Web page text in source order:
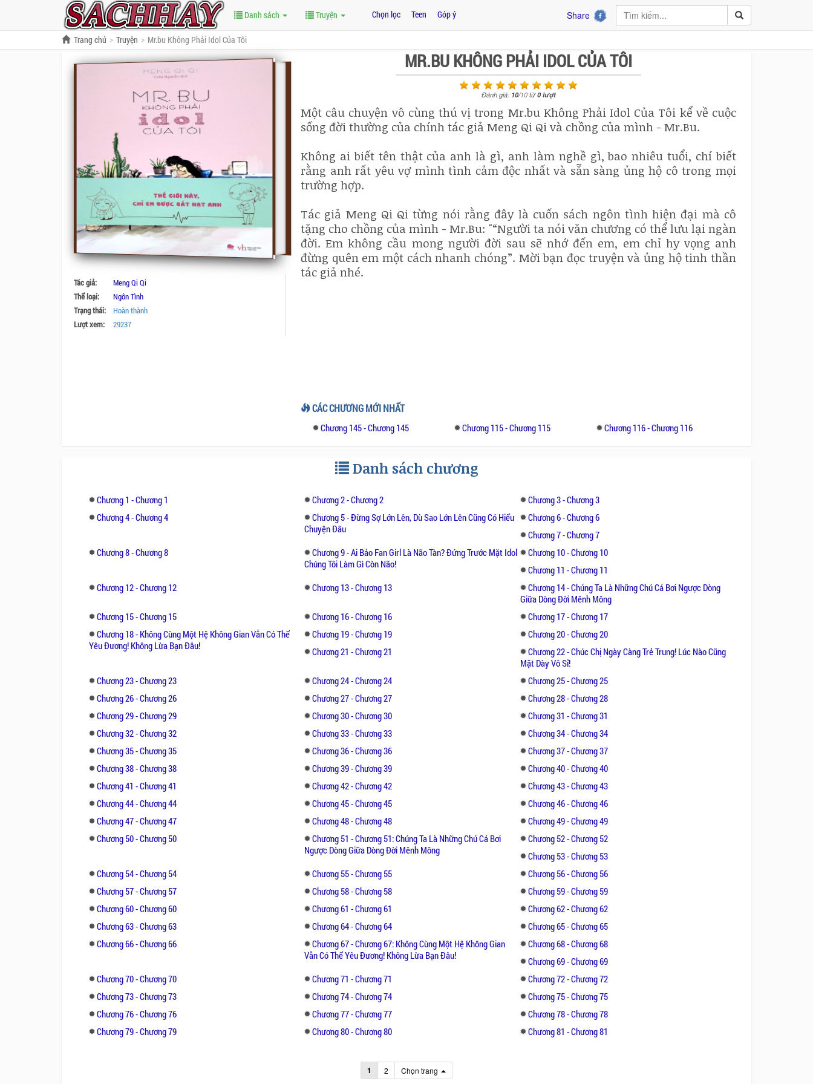
Danh sách Truyện Chọn lọc Teen Góp ý Share
Trang chủ Truyện Mr.bu Không Phải Idol Của Tôi
Tác giả:
Meng Qi Qi
Thể loại:
Ngôn Tình
Trạng thái:
Hoàn thành
Lượt xem:
29237
MR.BU KHÔNG PHẢI IDOL CỦA TÔI
Đánh giá: 10/10từ0lượt
Một câu chuyện vô cùng thú vị trong Mr.bu Không Phải Idol Của Tôi kể về cuộc
sống đời thường của chính tác giả Meng Qi Qi và chồng của mình - Mr.Bu.
Không ai biết tên thật của anh là gì, anh làm nghề gì, bao nhiêu tuổi, chí biết
rằng anh rất yêu vợ mình tình cảm độc nhất và sẵn sàng ủng hộ cô trong mọi
trường hợp.
Tác giả Meng Qi Qi từng nói rằng đây là cuốn sách ngôn tình hiện đại mà cô
tặng cho chồng của mình - Mr.Bu: "“Người ta nói văn chương có thể lưu lại ngàn
đời. Em không cầu mong người đời sau sẽ nhớ đến em, em chỉ hy vọng anh
đừng quên em một cách nhanh chóng”. Mời bạn đọc truyện và ủng hộ tinh thần
tác giả nhé.
CÁC CHƯƠNG MỚI NHẤT
Chương 145 - Chương 145 Chương 115 - Chương 115 Chương 116 - Chương 116
Danh sách chương
Chương 1 - Chương 1 Chương 2 - Chương 2
Chương 3 - Chương 3
Chương 4 - Chương 4
Chương 5 - Đừng Sợ Lớn Lên, Dù Sao Lớn Lên Cũng Có Hiểu
Chuyện Đâu
Chương 6 - Chương 6
Chương 7 - Chương 7
Chương 8 - Chương 8
Chương 9 - Ai Bảo Fan Girl Là Não Tàn? Đứng Trước Mặt Idol
Chúng Tôi Làm Gì Còn Não!
Chương 10 - Chương 10
Chương 11 - Chương 11
Chương 12 - Chương 12
Chương 13 - Chương 13
Chương 14 - Chúng Ta Là Những Chú Cá Bơi Ngược Dòng
Giữa Dòng Đời Mênh Mông
Chương 15 - Chương 15
Chương 16 - Chương 16
Chương 17 - Chương 17
Chương 18 - Không Cùng Một Hệ Không Gian Vẫn Có Thể
Yêu Đương! Không Lừa Bạn Đâu!
Chương 19 - Chương 19
Chương 20 - Chương 20
Chương 21 - Chương 21
Chương 22 - Chúc Chị Ngày Càng Trẻ Trung! Lúc Nào Cũng
Mặt Dày Vô Sỉ!
Chương 23 - Chương 23
Chương 24 - Chương 24
Chương 25 - Chương 25
Chương 26 - Chương 26
Chương 27 - Chương 27
Chương 28 - Chương 28
Chương 29 - Chương 29
Chương 30 - Chương 30
Chương 31 - Chương 31
Chương 32 - Chương 32
Chương 33 - Chương 33
Chương 34 - Chương 34
Chương 35 - Chương 35
Chương 36 - Chương 36
Chương 37 - Chương 37
Chương 38 - Chương 38
Chương 39 - Chương 39
Chương 40 - Chương 40
Chương 41 - Chương 41
Chương 42 - Chương 42
Chương 43 - Chương 43
Chương 44 - Chương 44
Chương 45 - Chương 45
Chương 46 - Chương 46
Chương 47 - Chương 47
Chương 48 - Chương 48
Chương 49 - Chương 49
Chương 50 - Chương 50
Chương 51 - Chương 51: Chúng Ta Là Những Chú Cá Bơi
Ngược Dòng Giữa Dòng Đời Mênh Mông
Chương 52 - Chương 52
Chương 53 - Chương 53
Chương 54 - Chương 54
Chương 55 - Chương 55
Chương 56 - Chương 56
Chương 57 - Chương 57
Chương 58 - Chương 58
Chương 59 - Chương 59
Chương 60 - Chương 60
Chương 61 - Chương 61
Chương 62 - Chương 62
Chương 63 - Chương 63
Chương 64 - Chương 64
Chương 65 - Chương 65
Chương 66 - Chương 66
Chương 67 - Chương 67: Không Cùng Một Hệ Không Gian
Vẫn Có Thể Yêu Đương! Không Lừa Bạn Đâu!
Chương 68 - Chương 68
Chương 69 - Chương 69
Chương 70 - Chương 70
Chương 71 - Chương 71
Chương 72 - Chương 72
Chương 73 - Chương 73
Chương 74 - Chương 74
Chương 75 - Chương 75
Chương 76 - Chương 76
Chương 77 - Chương 77
Chương 78 - Chương 78
Chương 79 - Chương 79
Chương 80 - Chương 80 Chương 81 - Chương 81
1 2 Chọn trang